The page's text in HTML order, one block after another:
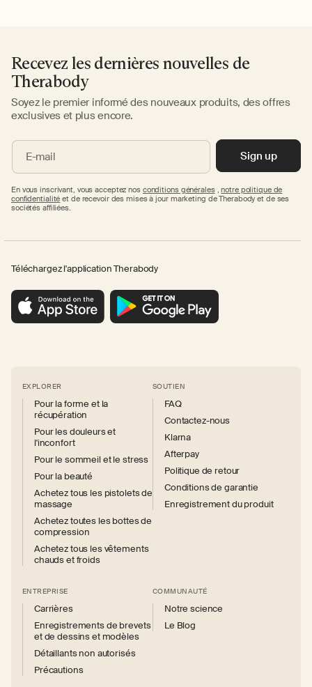
Recevez les dernières nouvelles de
Therabody
Soyez le premier informé des nouveaux produits, des offres
exclusives et plus encore.
E-mail Sign up
En vous inscrivant, vous acceptez nos conditions générales,notre politique de
confidentialité et de recevoir des mises à jour marketing de Therabody et de ses
sociétés affiliées.
Téléchargez l'application Therabody
EXPLORER
Pour la forme et la
récupération
Pour les douleurs et
l'inconfort
Pour le sommeil et le stress
Pour la beauté
Achetez tous les pistolets de
massage
Achetez toutes les bottes de
compression
Achetez tous les vêtements
chauds et froids
SOUTIEN
FAQ
Contactez-nous
Klarna
Afterpay
Politique de retour
Conditions de garantie
Enregistrement du produit
ENTREPRISE
Carrières
Enregistrements de brevets
et de dessins et modèles
Détaillants non autorisés
Précautions
COMMUNAUTÉ
Notre science
Le Blog